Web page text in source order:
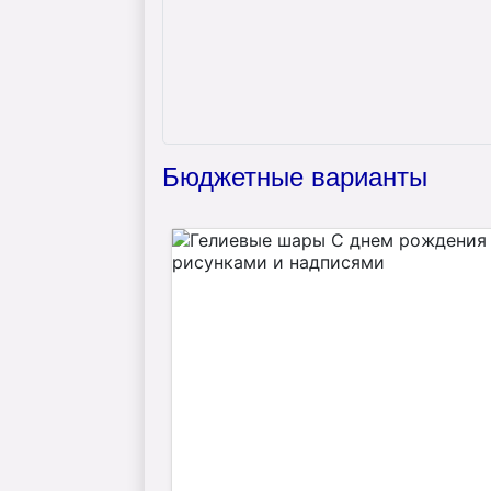
Бюджетные варианты